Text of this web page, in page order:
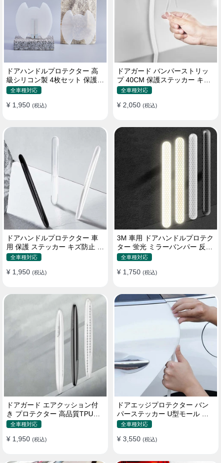
ドアハンドルプロテクター 高
級シリコン製 4枚セット 保護フ
ィルム キズ防止 全車種
全車種対応
¥ 1,950 (税込)
ドアガード バンパーストリッ
プ 40CM 保護ステッカー キズ
防止 プロテクターシール
全車種対応
¥ 2,050 (税込)
ドアハンドルプロテクター 車
用 保護 ステッカー キズ防止 高
品質TPU製 4枚セット
全車種対応
¥ 1,950 (税込)
3M 車用 ドアハンドルプロテク
ター 蛍光 ミラーバンパー 反射
ステッカー 保護フィルム
全車種対応
¥ 1,750 (税込)
ドアガード エアクッション付
き プロテクター 高品質TPU製
キズ防止 取り付け簡単
全車種対応
¥ 1,950 (税込)
ドアエッジプロテクター バン
パーステッカー U型モール キ
ズ防止 取り付け簡単 騒音低減
全車種対応
¥ 3,550 (税込)